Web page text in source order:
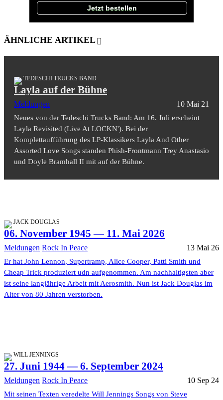
Jetzt bestellen
ÄHNLICHE ARTIKEL
TEDESCHI TRUCKS BAND
Layla auf der Bühne
Meldungen 10 Mai 21
Neues von der Tedeschi Trucks Band: Am 16. Juli erscheint
Layla Revisited (Live At LOCKN'). Bei der
Komplettaufführung des LP-Klassikers Layla And Other
Assorted Love Songs standen Phish-Frontmann Trey Anastasio
und Doyle Bramhall II mit auf der Bühne.
JACK DOUGLAS
06. November 1945 — 11. Mai 2026
Meldungen Rock In Peace 13 Mai 26
Er hat John Lennon, Supertramp, Alice Cooper, Patti Smith und
Cheap Trick produziert udn aufgenommen. Am nachhaltigsten aber
ist seine langjährige Arbeit mit Aerosmith. Nun ist Jack Douglas im
Alter von 80 Jahren verstorben.
WILL JENNINGS
27. Juni 1944 — 6. September 2024
Meldungen Rock In Peace 10 Sep 24
Mit seinen Texten veredelte Will Jennings Songs von Steve